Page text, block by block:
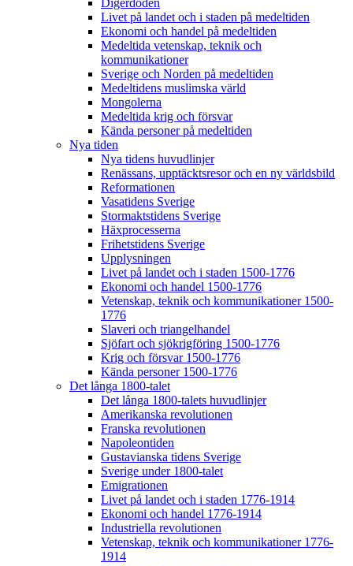
Livet på landet och i staden på medeltiden
Ekonomi och handel på medeltiden
Medeltida vetenskap, teknik och
kommunikationer
Sverige och Norden på medeltiden
Medeltidens muslimska värld
Mongolerna
Medeltida krig och försvar
Kända personer på medeltiden
Nya tiden
Nya tidens huvudlinjer
Renässans, upptäcktsresor och en ny världsbild
Reformationen
Vasatidens Sverige
Stormaktstidens Sverige
Häxprocesserna
Frihetstidens Sverige
Upplysningen
Livet på landet och i staden 1500-1776
Ekonomi och handel 1500-1776
Vetenskap, teknik och kommunikationer 1500-
1776
Slaveri och triangelhandel
Sjöfart och sjökrigföring 1500-1776
Krig och försvar 1500-1776
Kända personer 1500-1776
Det långa 1800-talet
Det långa 1800-talets huvudlinjer
Amerikanska revolutionen
Franska revolutionen
Napoleontiden
Gustavianska tidens Sverige
Sverige under 1800-talet
Emigrationen
Livet på landet och i staden 1776-1914
Ekonomi och handel 1776-1914
Industriella revolutionen
Vetenskap, teknik och kommunikationer 1776-
1914